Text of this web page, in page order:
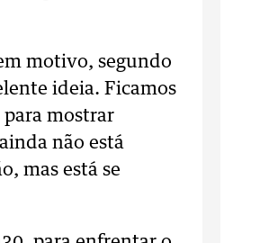
motivo, segundo
ideia. Ficamos
para mostrar
não está
mas está se